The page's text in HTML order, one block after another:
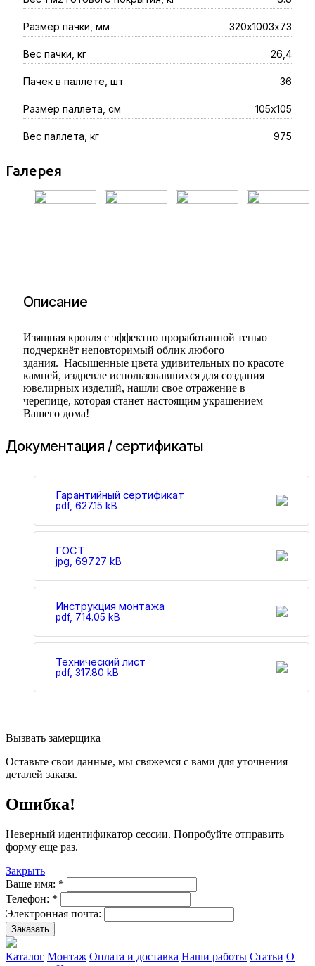
Размер пачки, мм 320х1003х73
Вес пачки, кг 26,4
Пачек в паллете, шт 36
Размер паллета, см 105х105
Вес паллета, кг 975
Галерея
Описание
Изящная кровля с эффектно проработанной тенью
подчеркнёт неповторимый облик любого
здания. Насыщенные цвета удивительных по красоте
камней, издревле использовавшихся для создания
ювелирных изделий, нашли свое отражение в
черепице, которая станет настоящим украшением
Вашего дома!
Документация / сертификаты
Гарантийный сертификат
pdf, 627.15 kB
ГОСТ
jpg, 697.27 kB
Инструкция монтажа
pdf, 714.05 kB
Технический лист
pdf, 317.80 kB
Вызвать замерщика
Оставьте свои данные, мы свяжемся с вами для уточнения
деталей заказа.
Ошибка!
Неверный идентификатор сессии. Попробуйте отправить
форму еще раз.
Закрыть
Ваше имя: *
Телефон: *
Электронная почта:
Заказать
Каталог Монтаж Оплата и доставка Наши работы Статьи О